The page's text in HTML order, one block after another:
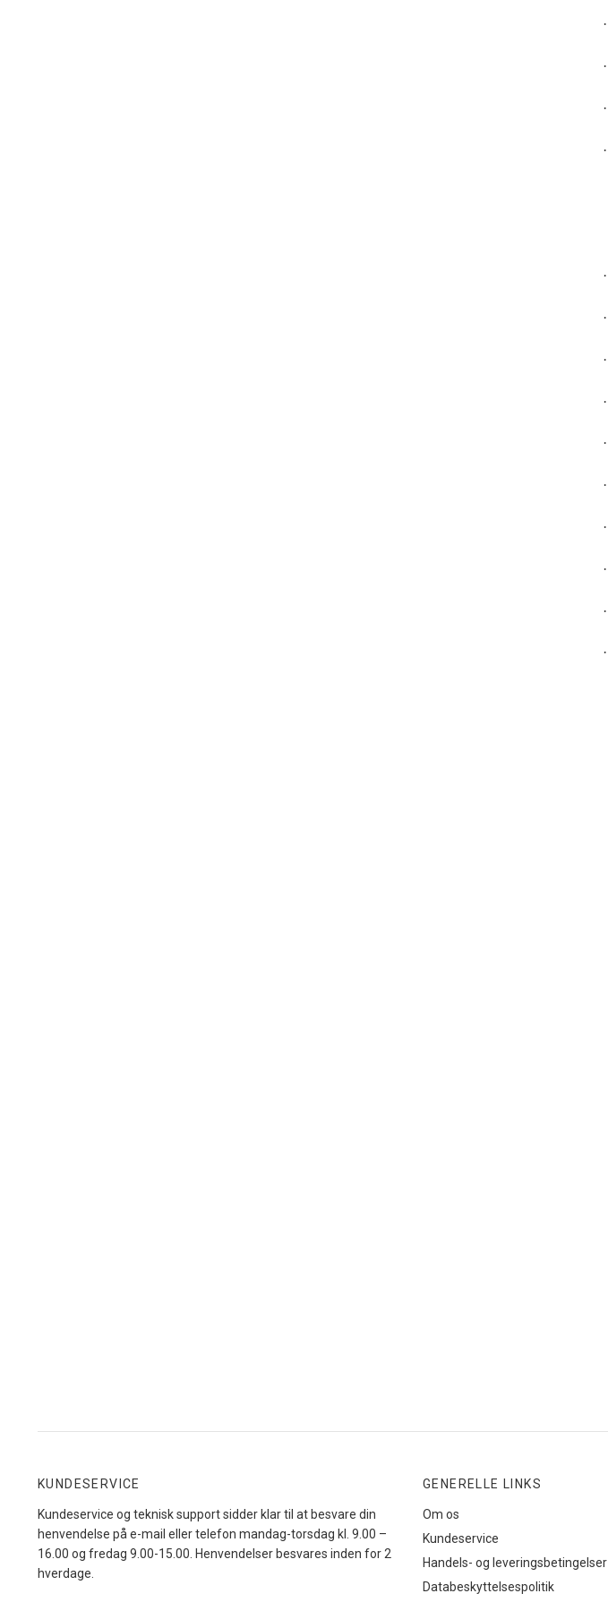
·
·
·
·
·
·
·
·
·
·
·
·
·
·
KUNDESERVICE
Kundeservice og teknisk support sidder klar til at besvare din
henvendelse på e-mail eller telefon mandag-torsdag kl. 9.00 –
16.00 og fredag 9.00-15.00. Henvendelser besvares inden for 2
hverdage.
GENERELLE LINKS
Om os
Kundeservice
Handels- og leveringsbetingelser
Databeskyttelsespolitik